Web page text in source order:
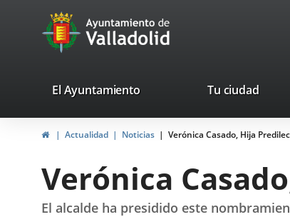
Portal
Web
Ayuntamiento
de
Valladolid
valladolid.es
El Ayuntamiento Tu ciudad
InicioActualidad Noticias Verónica Casado, Hija
Verónica
El alcalde ha presidido este